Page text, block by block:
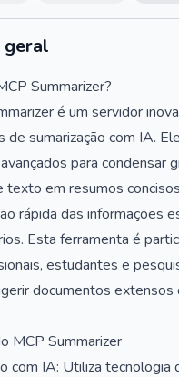
geral
Summarizer?
é um servidor
de sumarização com IA.
para condensar
texto em resumos
rápida das informações
Esta ferramenta é
estudantes e
documentos extensos
MCP Summarizer
com IA: Utiliza tecnologia